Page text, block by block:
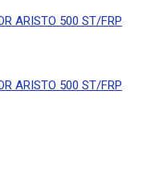
ARISTO 500 ST/FRP
ARISTO 500 ST/FRP